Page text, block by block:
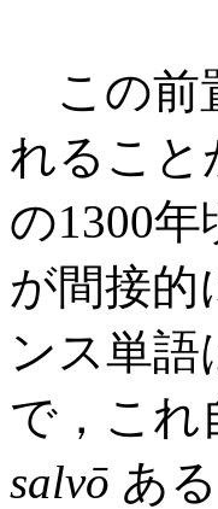
この前
れるこ
の1300
が間接的
ンス単語
で，こ
salvō あ